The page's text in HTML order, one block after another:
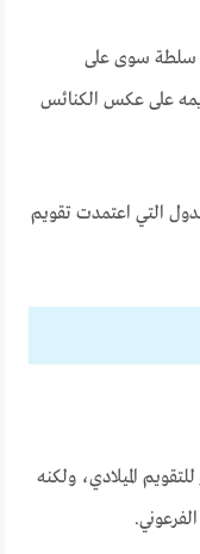
سلطة سوى على
على عكس الكنائس
التي اعتمدت تقويم
الميلادي، ولكنه